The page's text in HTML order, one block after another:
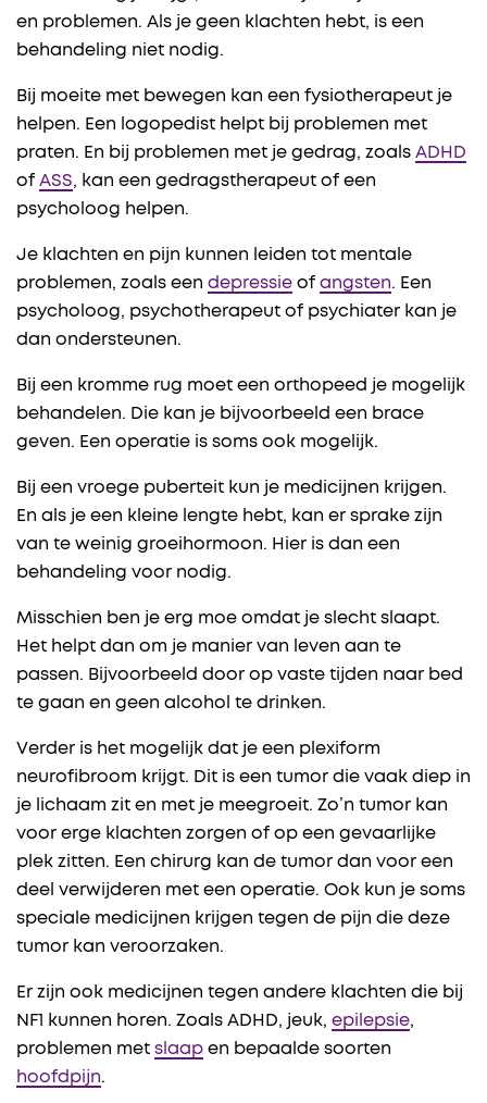
en problemen. Als je geen klachten hebt, is een
behandeling niet nodig.
Bij moeite met bewegen kan een fysiotherapeut je
helpen. Een logopedist helpt bij problemen met
praten. En bij problemen met je gedrag, zoals ADHD
of ASS, kan een gedragstherapeut of een
psycholoog helpen.
Je klachten en pijn kunnen leiden tot mentale
problemen, zoals een depressie of angsten. Een
psycholoog, psychotherapeut of psychiater kan je
dan ondersteunen.
Bij een kromme rug moet een orthopeed je mogelijk
behandelen. Die kan je bijvoorbeeld een brace
geven. Een operatie is soms ook mogelijk.
Bij een vroege puberteit kun je medicijnen krijgen.
En als je een kleine lengte hebt, kan er sprake zijn
van te weinig groeihormoon. Hier is dan een
behandeling voor nodig.
Misschien ben je erg moe omdat je slecht slaapt.
Het helpt dan om je manier van leven aan te
passen. Bijvoorbeeld door op vaste tijden naar bed
te gaan en geen alcohol te drinken.
Verder is het mogelijk dat je een plexiform
neurofibroom krijgt. Dit is een tumor die vaak diep in
je lichaam zit en met je meegroeit. Zo’n tumor kan
voor erge klachten zorgen of op een gevaarlijke
plek zitten. Een chirurg kan de tumor dan voor een
deel verwijderen met een operatie. Ook kun je soms
speciale medicijnen krijgen tegen de pijn die deze
tumor kan veroorzaken.
Er zijn ook medicijnen tegen andere klachten die bij
NF1 kunnen horen. Zoals ADHD, jeuk, epilepsie,
problemen met slaap en bepaalde soorten
hoofdpijn.